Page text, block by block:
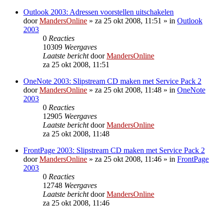
Outlook 2003: Adressen voorstellen uitschakelen
doorMandersOnline » za 25 okt 2008, 11:51 » in Outlook
2003
0 Reacties
10309 Weergaves
Laatste berichtdoorMandersOnline
za 25 okt 2008, 11:51
OneNote 2003: Slipstream CD maken met Service Pack 2
doorMandersOnline » za 25 okt 2008, 11:48 » in OneNote
2003
0 Reacties
12905 Weergaves
Laatste berichtdoorMandersOnline
za 25 okt 2008, 11:48
FrontPage 2003: Slipstream CD maken met Service Pack 2
doorMandersOnline » za 25 okt 2008, 11:46 » in FrontPage
2003
0 Reacties
12748 Weergaves
Laatste berichtdoorMandersOnline
za 25 okt 2008, 11:46